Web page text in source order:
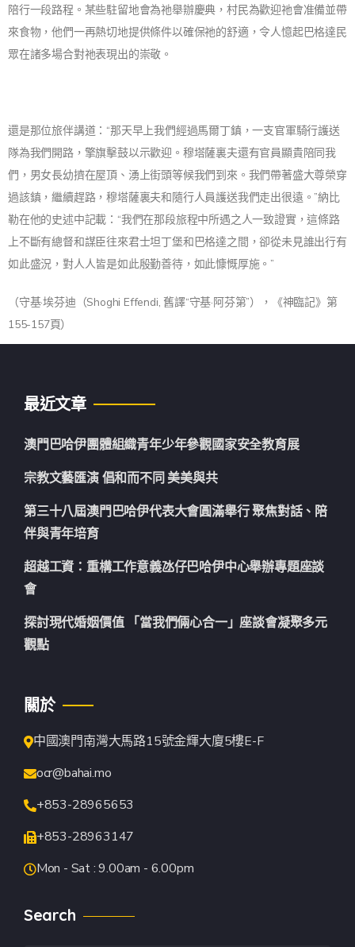
陪行一段路程。某些駐留地會為祂舉辦慶典，村民為歡迎祂會准備並帶
來食物，他們一再熱切地提供條件以確保祂的舒適，令人憶起巴格達民
眾在諸多場合對祂表現出的崇敬。
還是那位旅伴講道：“那天早上我們經過馬爾丁鎮，一支官軍騎行護送
隊為我們開路，擎旗擊鼓以示歡迎。穆塔薩裏夫還有官員顯貴陪同我
們，男女長幼擠在屋頂、湧上街頭等候我們到來。我們帶著盛大尊榮穿
過該鎮，繼續趕路，穆塔薩裏夫和隨行人員護送我們走出很遠。”納比
勒在他的史述中記載：“我們在那段旅程中所遇之人一致證實，這條路
上不斷有總督和謀臣往來君士坦丁堡和巴格達之間，卻從未見誰出行有
如此盛況，對人人皆是如此殷勤善待，如此慷慨厚施。”
（守基·埃芬迪（Shoghi Effendi, 舊譯“守基·阿芬第”），《神臨記》第
155-157頁）
最近文章
澳門巴哈伊團體組織青年少年參觀國家安全教育展
宗教文藝匯演 倡和而不同 美美與共
第三十八屆澳門巴哈伊代表大會圓滿舉行 聚焦對話、陪
伴與青年培育
超越工資：重構工作意義氹仔巴哈伊中心舉辦專題座談
會
探討現代婚姻價值 「當我們倆心合一」座談會凝聚多元
觀點
關於
中國澳門南灣大馬路15號金輝大廈5樓E-F
ocr@bahai.mo
+853-28965653
+853-28963147
Mon - Sat : 9.00am - 6.00pm
Search